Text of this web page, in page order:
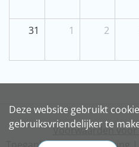
Deze website gebruikt
gebruiksvriendelijker te
31 1 2
Voorwaarden